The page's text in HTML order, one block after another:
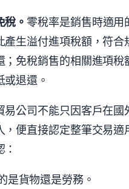
。 零稅率是銷售時適用
產生溢付進項稅額，符合
；免稅銷售的相關進項稅
退還。
易公司不能只因客戶在國
，便直接認定整筆交易適
是貨物還是勞務。